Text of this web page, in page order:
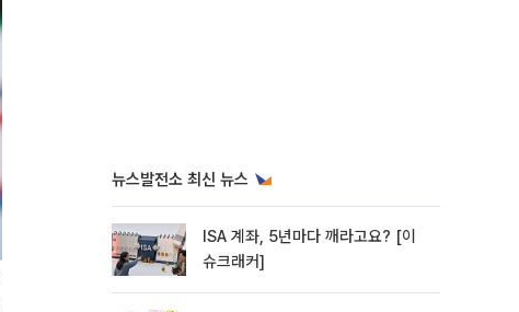
뉴스발전소 최신 뉴스
ISA 계좌, 5년마다 깨라고요? [이
슈크래커]